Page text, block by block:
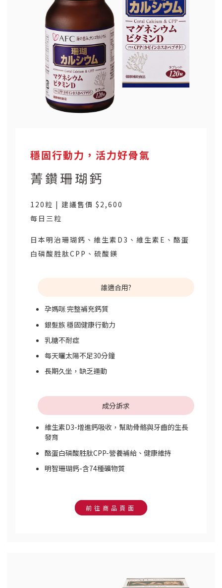
穩固行動力，活力好骨氣
菁鑽珊瑚鈣
120粒 | 建議售價 $2,600
每日三粒
日本明治珊瑚鈣、維生素D3、維生素E、酪蛋
白磷酸胜肽CPP、硫酸鎂
誰適合用?
孕媽咪 完整補充鈣質
銀髮族 穩固健康行動力
乳糖不耐症
每天曬太陽不足30分鐘
長期久坐，缺乏運動
成分訴求
維生素D3-增進鈣吸收，幫助骨骼與牙齒的生長
發育
酪蛋白磷酸胜肽CPP-營養補給、健康維持
明智珊瑚鈣-含74種礦物質
前往商品頁面